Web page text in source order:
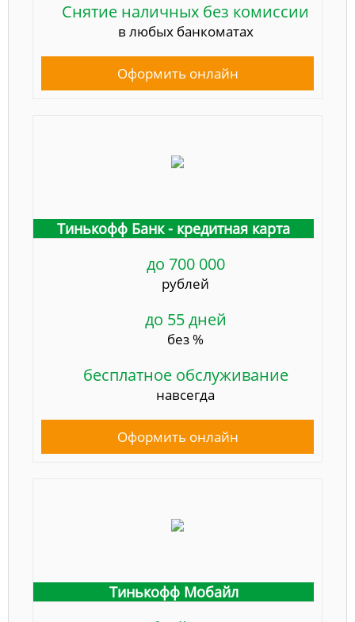
Снятие наличных без комиссии
в любых банкоматах
Оформить онлайн
Тинькофф Банк - кредитная карта
до 700 000
рублей
до 55 дней
без %
бесплатное обслуживание
навсегда
Оформить онлайн
Тинькофф Мобайл